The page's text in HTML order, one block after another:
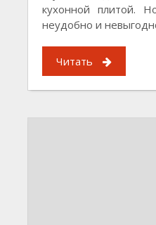
кухонной плитой.
неудобно и
Читать